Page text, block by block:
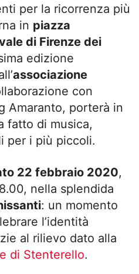
per la ricorrenza più
in piazza
di Firenze dei
edizione
associazione
con
Amaranto, porterà in
fatto di musica,
per i più piccoli.
22 febbraio 2020,
nella splendida
: un momento
l’identità
al rilievo dato alla
di Stenterello.